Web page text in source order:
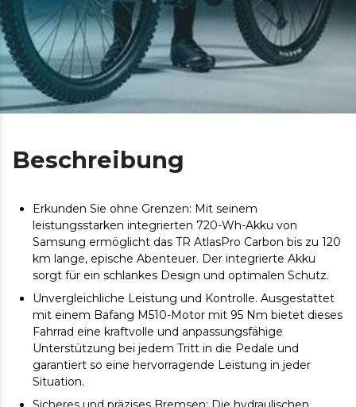
Beschreibung
Erkunden Sie ohne Grenzen: Mit seinem
leistungsstarken integrierten 720-Wh-Akku von
Samsung ermöglicht das TR AtlasPro Carbon bis zu 120
km lange, epische Abenteuer. Der integrierte Akku
sorgt für ein schlankes Design und optimalen Schutz.
Unvergleichliche Leistung und Kontrolle. Ausgestattet
mit einem Bafang M510-Motor mit 95 Nm bietet dieses
Fahrrad eine kraftvolle und anpassungsfähige
Unterstützung bei jedem Tritt in die Pedale und
garantiert so eine hervorragende Leistung in jeder
Situation.